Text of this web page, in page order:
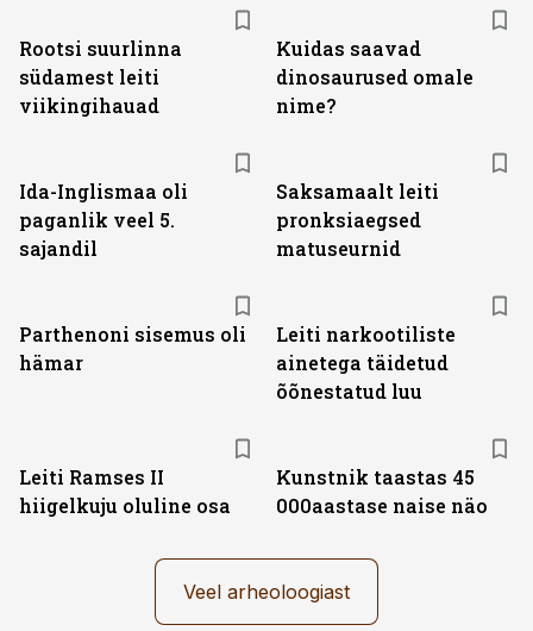
Rootsi suurlinna
südamest leiti
viikingihauad
Kuidas saavad
dinosaurused omale
nime?
Ida-Inglismaa oli
paganlik veel 5.
sajandil
Saksamaalt leiti
pronksiaegsed
matuseurnid
Parthenoni sisemus oli
hämar
Leiti narkootiliste
ainetega täidetud
õõnestatud luu
Leiti Ramses II
hiigelkuju oluline osa
Kunstnik taastas 45
000aastase naise näo
Veel arheoloogiast